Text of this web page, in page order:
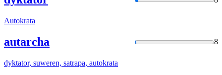
Autokrata
autarcha 8
dyktator, suweren, satrapa, autokrata